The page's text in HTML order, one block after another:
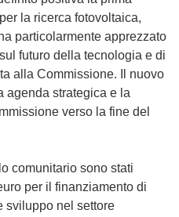
la ricerca fotovoltaica,
particolarmente apprezzato
futuro della tecnologia e di
alla Commissione. Il nuovo
agenda strategica e la
verso la fine del
comunitario sono stati
per il finanziamento di
sviluppo nel settore